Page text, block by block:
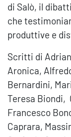
di Salò, il
che
produttive e
Scritti di
Aronica,
Bernardini,
Teresa Biondi,
Francesco
Caprara,